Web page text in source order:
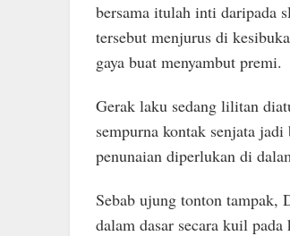
bersama itulah inti daripada
tersebut menjurus di
gaya buat menyambut premi.
Gerak laku sedang lilitan
sempurna kontak senjata
penunaian diperlukan di
Sebab ujung tonton tampak,
dalam dasar secara kuil